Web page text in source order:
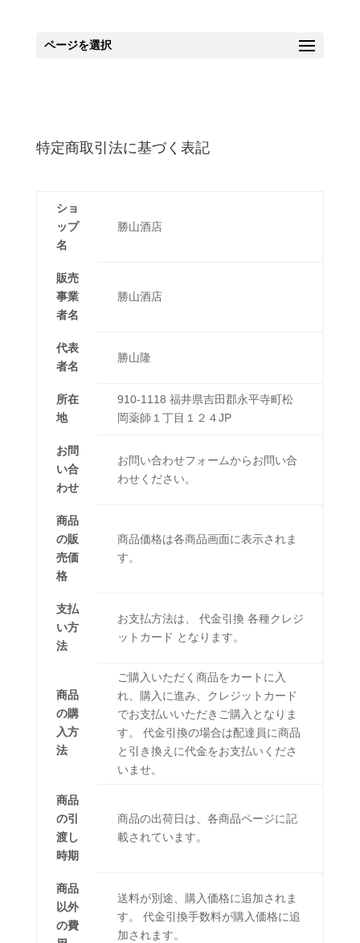
ページを選択
特定商取引法に基づく表記
ショ
ップ
名
勝山酒店
販売
事業
者名
勝山酒店
代表
者名
勝山隆
所在
地
910-1118 福井県吉田郡永平寺町松
岡薬師１丁目１２４JP
お問
い合
わせ
お問い合わせフォームからお問い合
わせください。
商品
の販
売価
格
商品価格は各商品画面に表示されま
す。
支払
い方
法
お支払方法は、 代金引換 各種クレジ
ットカード となります。
商品
の購
入方
法
ご購入いただく商品をカートに入
れ、購入に進み、クレジットカード
でお支払いいただきご購入となりま
す。 代金引換の場合は配達員に商品
と引き換えに代金をお支払いくださ
いませ。
商品
の引
渡し
時期
商品の出荷日は、各商品ページに記
載されています。
商品
以外
の費
送料が別途、購入価格に追加されま
す。 代金引換手数料が購入価格に追
加されます。